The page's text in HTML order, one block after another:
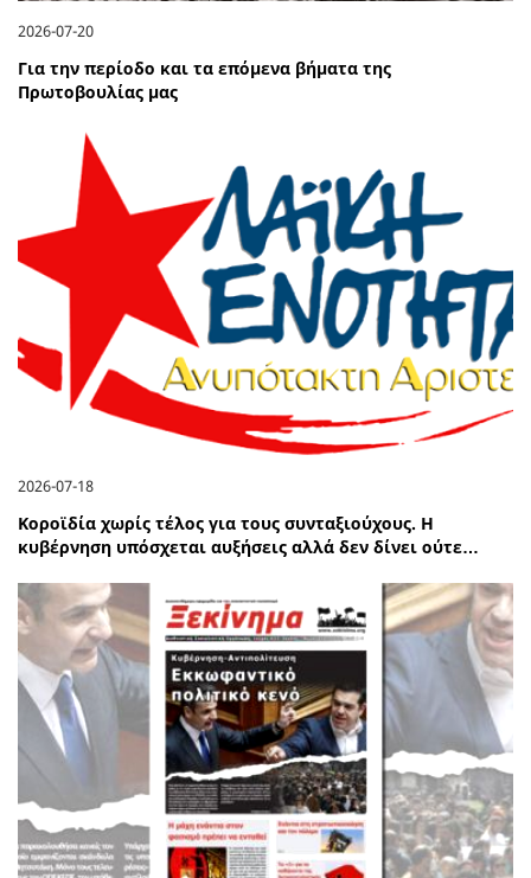
2026-07-20
Για την περίοδο και τα επόμενα βήματα της
Πρωτοβουλίας μας
2026-07-18
Κοροϊδία χωρίς τέλος για τους συνταξιούχους. Η
κυβέρνηση υπόσχεται αυξήσεις αλλά δεν δίνει ούτε…